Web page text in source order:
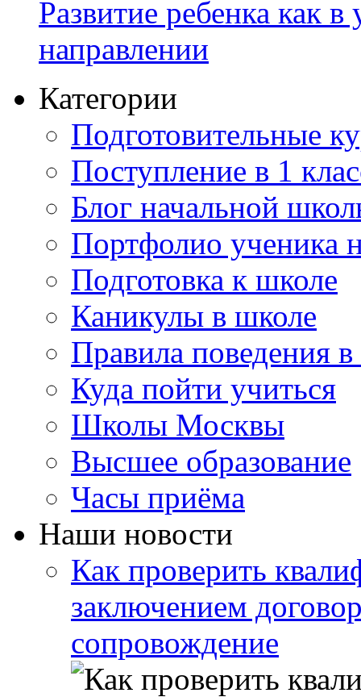
Развитие ребенка как
направлении
Категории
Подготовительные
Поступление в 1
Блог начальной
Портфолио ученика
Подготовка к школе
Каникулы в школе
Правила поведения
Куда пойти учиться
Школы Москвы
Высшее образование
Часы приёма
Наши новости
Как проверить
заключением
сопровождение